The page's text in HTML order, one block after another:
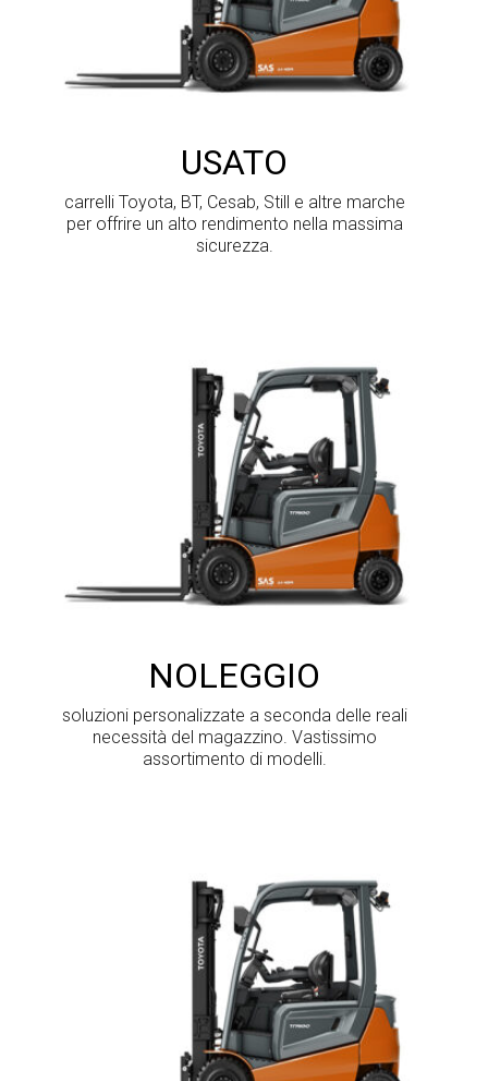
USATO
carrelli Toyota, BT, Cesab, Still e altre marche
per offrire un alto rendimento nella massima
sicurezza.
NOLEGGIO
soluzioni personalizzate a seconda delle reali
necessità del magazzino. Vastissimo
assortimento di modelli.